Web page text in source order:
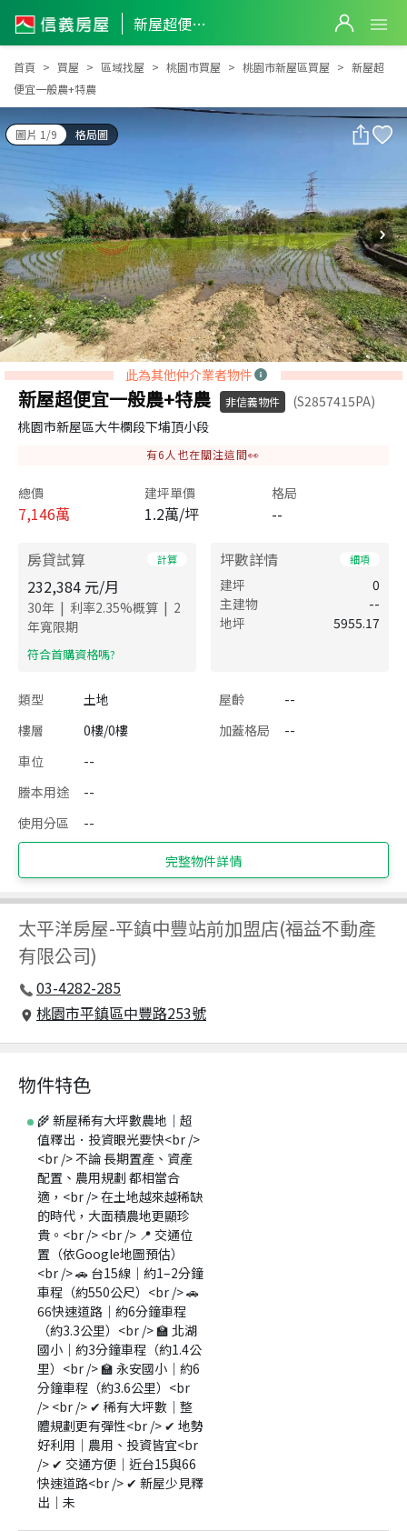
新屋超便宜一般農+特農
新屋超便宜一般農+特農
首頁 買屋 區域找屋 桃園市買屋 桃園市新屋區買屋
新屋超
便宜一般農+特農
圖片 1/9 格局圖
此為其他仲介業者物件
新屋超便宜一般農+特農 非信義物件
(S2857415PA)
桃園市新屋區大牛欄段下埔頂小段
有6 人也在關注這間👀
總價
7,146萬
建坪單價
1.2萬/坪
格局
--
房貸試算 計算
232,384 元/月
30年 | 利率2.35%概算 | 2
年寬限期
​符合首購資格嗎?
坪數詳情 細項
建坪
0
主建物
--
地坪
5955.17
類型 土地 屋齡
--
樓層
0樓/0樓 加蓋格局
--
車位
--
謄本用途
--
使用分區
--
完整物件詳情
太平洋房屋-平鎮中豐站前加盟店(福益不動產
有限公司)
03-4282-285
桃園市平鎮區中豐路253號
物件特色
🌾 新屋稀有大坪數農地｜超
值釋出．投資眼光要快<br />
<br /> 不論 長期置產、資產
配置、農用規劃 都相當合
適，<br /> 在土地越來越稀缺
的時代，大面積農地更顯珍
貴。<br /> <br /> 📍 交通位
置（依Google地圖預估）
<br /> 🚗 台15線｜約1–2分鐘
車程（約550公尺）<br /> 🚗
66快速道路｜約6分鐘車程
（約3.3公里）<br /> 🏫 北湖
國小｜約3分鐘車程（約1.4公
里）<br /> 🏫 永安國小｜約6
分鐘車程（約3.6公里）<br
/> <br /> ✔ 稀有大坪數｜整
體規劃更有彈性<br /> ✔ 地勢
好利用｜農用、投資皆宜<br
/> ✔ 交通方便｜近台15與66
快速道路<br /> ✔ 新屋少見釋
出｜未